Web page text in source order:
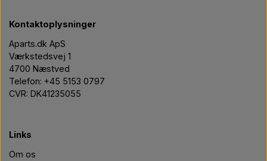
Kontaktoplysninger
Aparts.dk ApS
Værkstedsvej 1
4700 Næstved
Telefon: +45 5153 0797
CVR: DK41235055
Links
Om os